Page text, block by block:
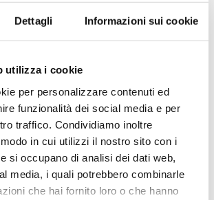
Dettagli Informazioni sui cookie
utilizza i cookie
per personalizzare contenuti ed
funzionalità dei social media e per
traffico. Condividiamo inoltre
in cui utilizzi il nostro sito con i
si occupano di analisi dei dati web,
media, i quali potrebbero combinarle
che hai fornito loro o che hanno
San Pietro in Gessate 2